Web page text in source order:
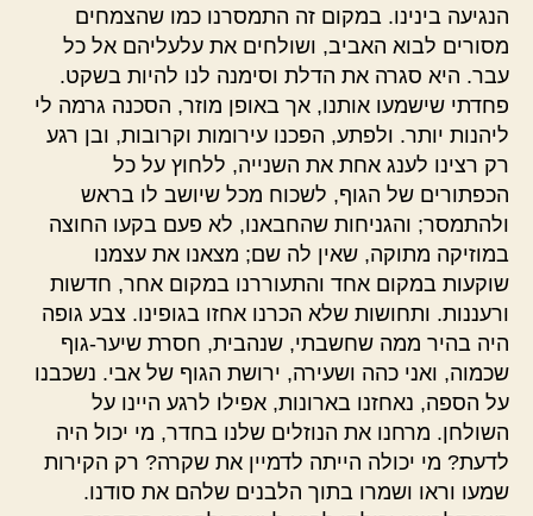
הנגיעה בינינו. במקום זה התמסרנו כמו שהצמחים
מסורים לבוא האביב, ושולחים את עלעליהם אל כל
עבר. היא סגרה את הדלת וסימנה לנו להיות בשקט.
פחדתי שישמעו אותנו, אך באופן מוזר, הסכנה גרמה לי
ליהנות יותר. ולפתע, הפכנו עירומות וקרובות, ובן רגע
רק רצינו לענג אחת את השנייה, ללחוץ על כל
הכפתורים של הגוף, לשכוח מכל שיושב לו בראש
ולהתמסר; והגניחות שהחבאנו, לא פעם בקעו החוצה
במוזיקה מתוקה, שאין לה שם; מצאנו את עצמנו
שוקעות במקום אחד והתעוררנו במקום אחר, חדשות
ורעננות. ותחושות שלא הכרנו אחזו בגופינו. צבע גופה
היה בהיר ממה שחשבתי, שנהבית, חסרת שיער-גוף
שכמוה, ואני כהה ושעירה, ירושת הגוף של אבי. נשכבנו
על הספה, נאחזנו בארונות, אפילו לרגע היינו על
השולחן. מרחנו את הנוזלים שלנו בחדר, מי יכול היה
לדעת? מי יכולה הייתה לדמיין את שקרה? רק הקירות
שמעו וראו ושמרו בתוך הלבנים שלהם את סודנו.